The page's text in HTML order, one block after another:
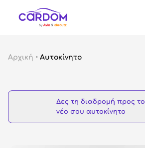
Αρχική • Αυτοκίνητο
Δες τη διαδρομή προς το
νέο σου αυτοκίνητο